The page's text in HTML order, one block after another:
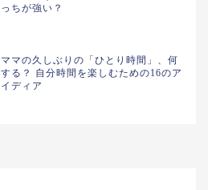
っちが強い？
ママの久しぶりの「ひとり時間」、何
する？ 自分時間を楽しむための16のア
イディア